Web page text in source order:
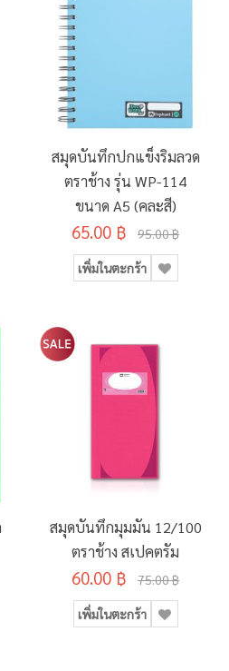
สมุดบันทึกปกแข็งริมลวด
ตราช้าง รุ่น WP-114
ขนาด A5 (คละสี)
65.00 ฿ 95.00 ฿
เพิ่มในตะกร้า
สมุดบันทึกมุมมัน 12/100
ตราช้าง สเปคตรัม
60.00 ฿ 75.00 ฿
เพิ่มในตะกร้า